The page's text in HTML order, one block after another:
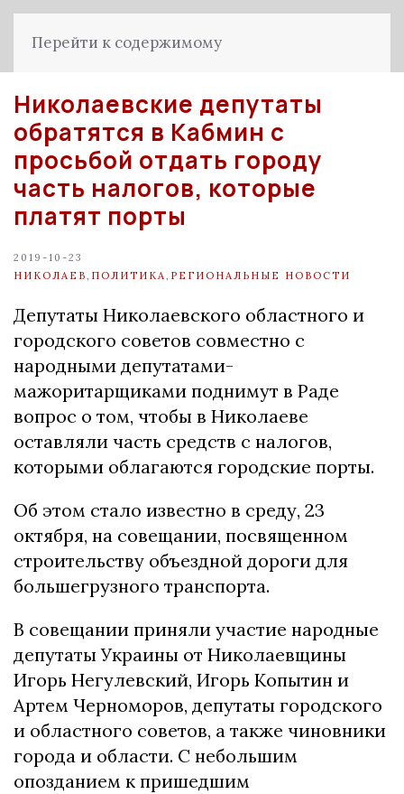
Перейти к содержимому
Николаевские депутаты
обратятся в Кабмин с
просьбой отдать городу
часть налогов, которые
платят порты
2019-10-23
НИКОЛАЕВ ПОЛИТИКА РЕГИОНАЛЬНЫЕ НОВОСТИ
Депутаты Николаевского областного и
городского советов совместно с
народными депутатами-
мажоритарщиками поднимут в Раде
вопрос о том, чтобы в Николаеве
оставляли часть средств с налогов,
которыми облагаются городские порты.
Об этом стало известно в среду, 23
октября, на совещании, посвященном
строительству объездной дороги для
большегрузного транспорта.
В совещании приняли участие народные
депутаты Украины от Николаевщины
Игорь Негулевский, Игорь Копытин и
Артем Черноморов, депутаты городского
и областного советов, а также чиновники
города и области. С небольшим
опозданием к пришедшим